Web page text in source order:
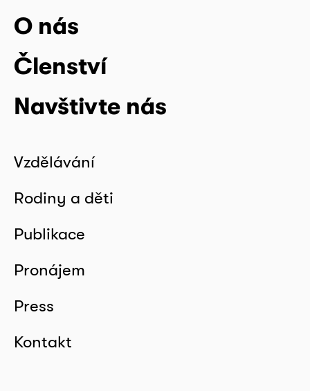
O nás
Členství
Navštivte nás
Vzdělávání
Rodiny a děti
Publikace
Pronájem
Press
Kontakt